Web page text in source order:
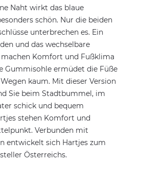
Naht wirkt das blaue
schön. Nur die beiden
unterbrechen es. Ein
und das wechselbare
Komfort und Fußklima
Gummisohle ermüdet die Füße
kaum. Mit dieser Version
Sie beim Stadtbummel, im
schick und bequem
stehen Komfort und
Verbunden mit
entwickelt sich Hartjes zum
Österreichs.